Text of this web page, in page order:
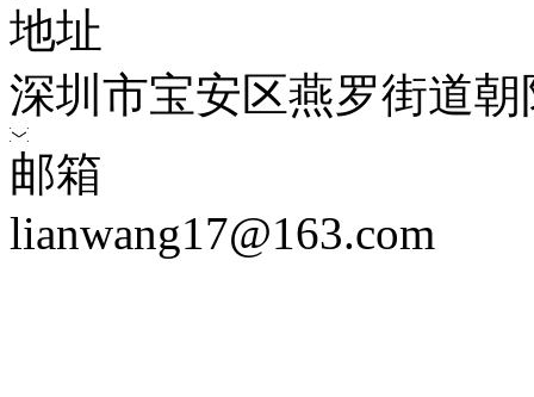
地址
深圳市宝安区燕罗街道
邮箱
lianwang17@163.com